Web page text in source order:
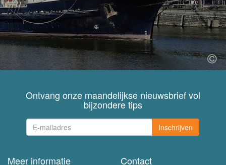
Ontvang onze maandelijkse nieuwsbrief vol
bijzondere tips
Inschrijven
Meer informatie Contact